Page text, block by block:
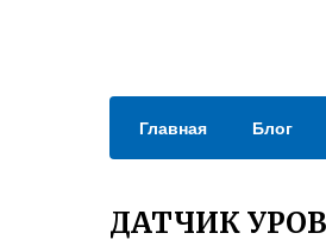
Главная Блог
ДАТЧИК